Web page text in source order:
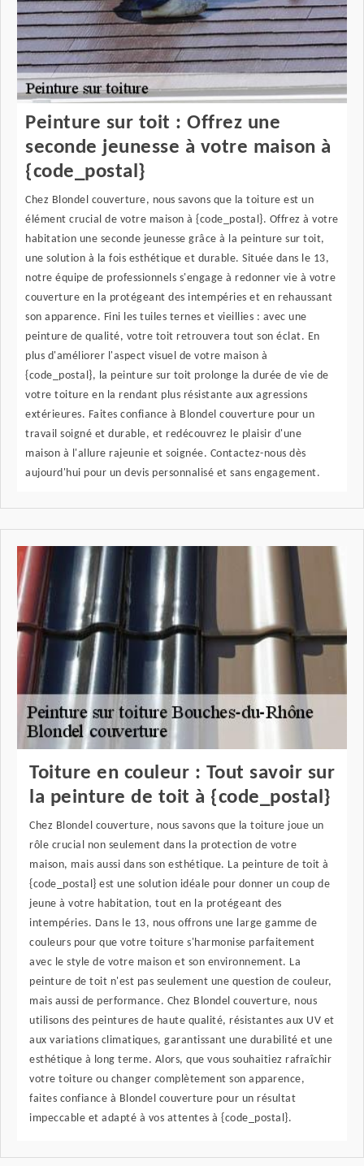
Peinture sur toit : Offrez une
seconde jeunesse à votre maison à
{code_postal}
Chez Blondel couverture, nous savons que la toiture est un
élément crucial de votre maison à {code_postal}. Offrez à votre
habitation une seconde jeunesse grâce à la peinture sur toit,
une solution à la fois esthétique et durable. Située dans le 13,
notre équipe de professionnels s'engage à redonner vie à votre
couverture en la protégeant des intempéries et en rehaussant
son apparence. Fini les tuiles ternes et vieillies : avec une
peinture de qualité, votre toit retrouvera tout son éclat. En
plus d'améliorer l'aspect visuel de votre maison à
{code_postal}, la peinture sur toit prolonge la durée de vie de
votre toiture en la rendant plus résistante aux agressions
extérieures. Faites confiance à Blondel couverture pour un
travail soigné et durable, et redécouvrez le plaisir d'une
maison à l'allure rajeunie et soignée. Contactez-nous dès
aujourd'hui pour un devis personnalisé et sans engagement.
Toiture en couleur : Tout savoir sur
la peinture de toit à {code_postal}
Chez Blondel couverture, nous savons que la toiture joue un
rôle crucial non seulement dans la protection de votre
maison, mais aussi dans son esthétique. La peinture de toit à
{code_postal} est une solution idéale pour donner un coup de
jeune à votre habitation, tout en la protégeant des
intempéries. Dans le 13, nous offrons une large gamme de
couleurs pour que votre toiture s'harmonise parfaitement
avec le style de votre maison et son environnement. La
peinture de toit n'est pas seulement une question de couleur,
mais aussi de performance. Chez Blondel couverture, nous
utilisons des peintures de haute qualité, résistantes aux UV et
aux variations climatiques, garantissant une durabilité et une
esthétique à long terme. Alors, que vous souhaitiez rafraîchir
votre toiture ou changer complètement son apparence,
faites confiance à Blondel couverture pour un résultat
impeccable et adapté à vos attentes à {code_postal}.